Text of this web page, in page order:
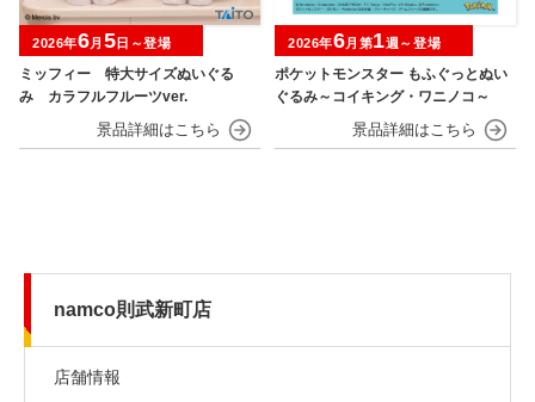
ミッフィー 特大サイズぬいぐる
み カラフルフルーツver.
2026年6月 5日～登場
ポケットモンスター もふぐっとぬい
ぐるみ～コイキング・ワニノコ～
2026年6月第1週～登場
namco則武新町店
店舗情報